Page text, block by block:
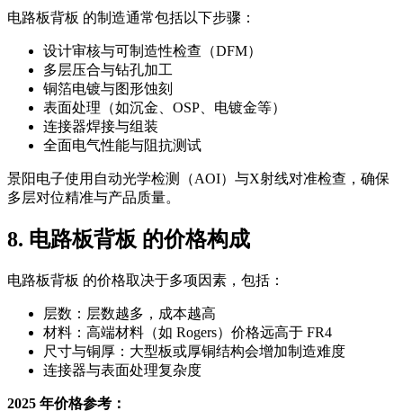
电路板背板 的制造通常包括以下步骤：
设计审核与可制造性检查（DFM）
多层压合与钻孔加工
铜箔电镀与图形蚀刻
表面处理（如沉金、OSP、电镀金等）
连接器焊接与组装
全面电气性能与阻抗测试
景阳电子使用自动光学检测（AOI）与X射线对准检查，确保
多层对位精准与产品质量。
8. 电路板背板 的价格构成
电路板背板 的价格取决于多项因素，包括：
层数：层数越多，成本越高
材料：高端材料（如 Rogers）价格远高于 FR4
尺寸与铜厚：大型板或厚铜结构会增加制造难度
连接器与表面处理复杂度
2025 年价格参考：